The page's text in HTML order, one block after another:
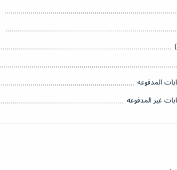
المدفوعه
غير المدفوعه